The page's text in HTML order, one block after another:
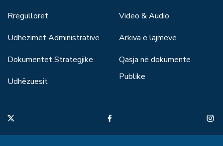
Rregulloret
Udhëzimet Administrative
Dokumentet Strategjike
Udhëzuesit
Video & Audio
Arkiva e lajmeve
Qasja në dokumente
Publike